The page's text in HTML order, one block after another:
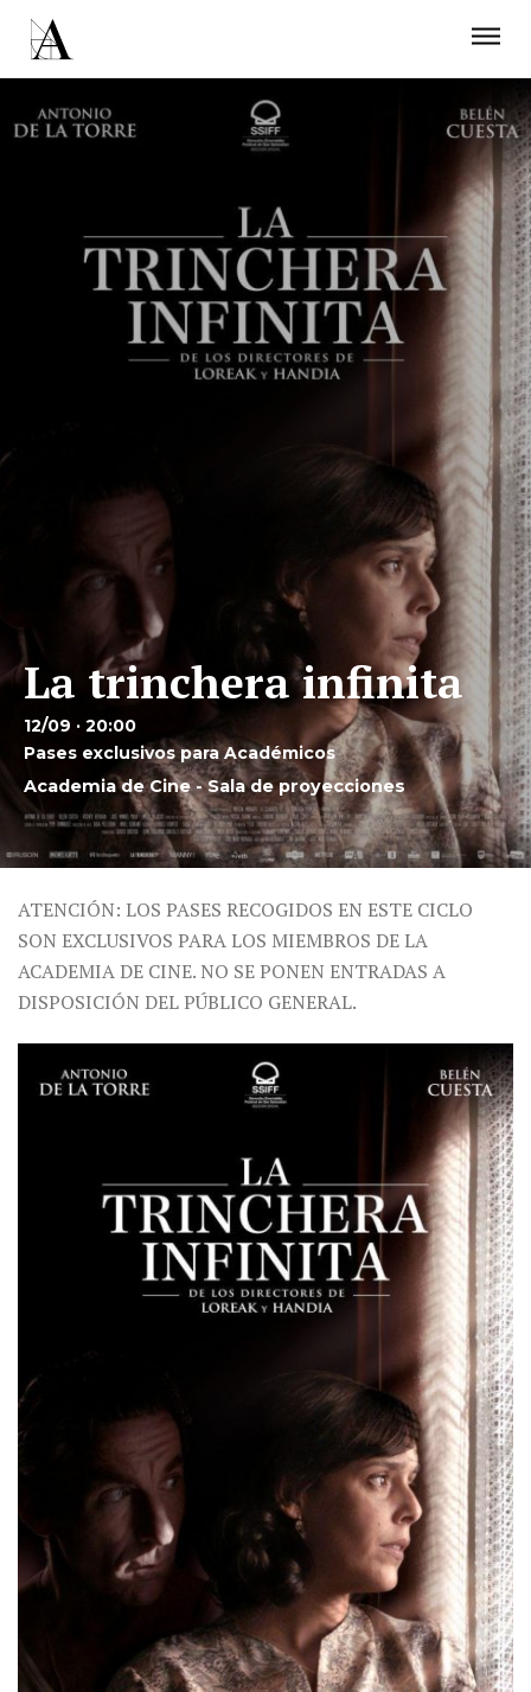
La trinchera infinita
12/09 · 20:00
Pases exclusivos para Académicos
Academia de Cine - Sala de proyecciones
ATENCIÓN: LOS PASES RECOGIDOS EN ESTE CICLO
SON EXCLUSIVOS PARA LOS MIEMBROS DE LA
ACADEMIA DE CINE. NO SE PONEN ENTRADAS A
DISPOSICIÓN DEL PÚBLICO GENERAL.
ACTUALIDAD